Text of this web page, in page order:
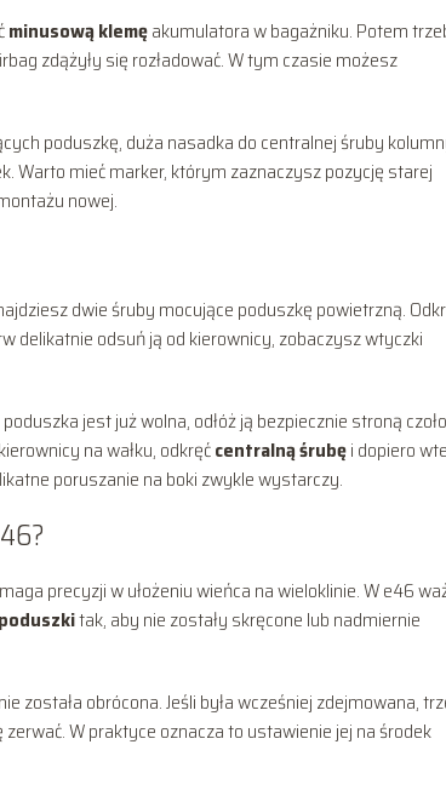
minusową klemęakumulatora w bagażniku. Potem
zdążyły się rozładować. W tym czasie możesz
poduszkę, duża nasadka do centralnej śruby
Warto mieć marker, którym zaznaczysz pozycję starej
nowej.
dwie śruby mocujące poduszkę powietrzną.
delikatnie odsuń ją od kierownicy, zobaczysz wtyczki
jest już wolna, odłóż ją bezpiecznie stroną
na wałku, odkręćcentralną śrubęi dopiero
poruszanie na boki zwykle wystarczy.
precyzji w ułożeniu wieńca na wieloklinie. W e46
tak, aby nie zostały skręcone lub nadmiernie
została obrócona. Jeśli była wcześniej zdejmowana,
W praktyce oznacza to ustawienie jej na środek